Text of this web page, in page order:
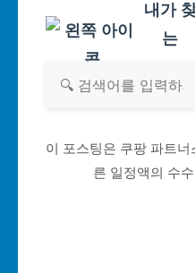
내가
는
이 포스팅은 쿠팡 파트
른 일정액의 수